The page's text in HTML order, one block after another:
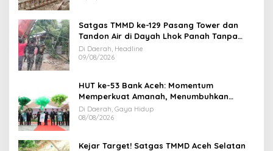
Satgas TMMD ke-129 Pasang Tower dan
Tandon Air di Dayah Lhok Panah Tanpa
Jeda
Di Daerah, Headline
09/08/2026
HUT ke-53 Bank Aceh: Momentum
Memperkuat Amanah, Menumbuhkan
Keberkahan Bagi Aceh
Di Daerah, Gaya Hidup
08/08/2026
Kejar Target! Satgas TMMD Aceh Selatan